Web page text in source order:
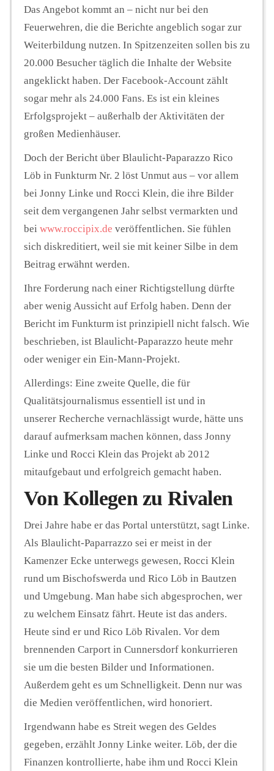
Das Angebot kommt an – nicht nur bei den
Feuerwehren, die die Berichte angeblich sogar zur
Weiterbildung nutzen. In Spitzenzeiten sollen bis zu
20.000 Besucher täglich die Inhalte der Website
angeklickt haben. Der Facebook-Account zählt
sogar mehr als 24.000 Fans. Es ist ein kleines
Erfolgsprojekt – außerhalb der Aktivitäten der
großen Medienhäuser.
Doch der Bericht über Blaulicht-Paparazzo Rico
Löb in Funkturm Nr. 2 löst Unmut aus – vor allem
bei Jonny Linke und Rocci Klein, die ihre Bilder
seit dem vergangenen Jahr selbst vermarkten und
bei www.roccipix.de veröffentlichen. Sie fühlen
sich diskreditiert, weil sie mit keiner Silbe in dem
Beitrag erwähnt werden.
Ihre Forderung nach einer Richtigstellung dürfte
aber wenig Aussicht auf Erfolg haben. Denn der
Bericht im Funkturm ist prinzipiell nicht falsch. Wie
beschrieben, ist Blaulicht-Paparazzo heute mehr
oder weniger ein Ein-Mann-Projekt.
Allerdings: Eine zweite Quelle, die für
Qualitätsjournalismus essentiell ist und in
unserer Recherche vernachlässigt wurde, hätte uns
darauf aufmerksam machen können, dass Jonny
Linke und Rocci Klein das Projekt ab 2012
mitaufgebaut und erfolgreich gemacht haben.
Von Kollegen zu Rivalen
Drei Jahre habe er das Portal unterstützt, sagt Linke.
Als Blaulicht-Paparrazzo sei er meist in der
Kamenzer Ecke unterwegs gewesen, Rocci Klein
rund um Bischofswerda und Rico Löb in Bautzen
und Umgebung. Man habe sich abgesprochen, wer
zu welchem Einsatz fährt. Heute ist das anders.
Heute sind er und Rico Löb Rivalen. Vor dem
brennenden Carport in Cunnersdorf konkurrieren
sie um die besten Bilder und Informationen.
Außerdem geht es um Schnelligkeit. Denn nur was
die Medien veröffentlichen, wird honoriert.
Irgendwann habe es Streit wegen des Geldes
gegeben, erzählt Jonny Linke weiter. Löb, der die
Finanzen kontrollierte, habe ihm und Rocci Klein